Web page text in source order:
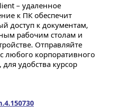
– удаленное
к ПК обеспечит
доступ к документам,
рабочим столам и
Отправляйте
любого корпоративного
удобства курсор